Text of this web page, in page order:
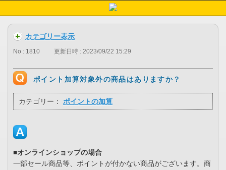
カテゴリー表示
No : 1810 更新日時 : 2023/09/22 15:29
ポイント加算対象外の商品はありますか？
カテゴリー： ポイントの加算
■オンラインショップの場合
一部セール商品等、ポイントが付かない商品がございます。商